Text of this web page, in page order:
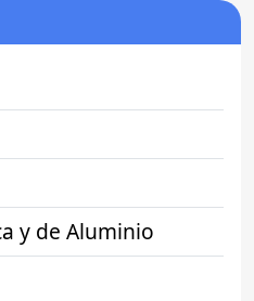
y de Aluminio